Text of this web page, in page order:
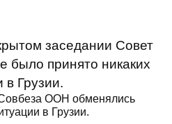
заседании Совет
было принято никаких
в Грузии.
ООН обменялись
в Грузии.